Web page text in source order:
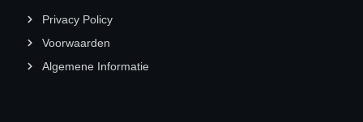
Privacy Policy
Voorwaarden
Algemene Informatie